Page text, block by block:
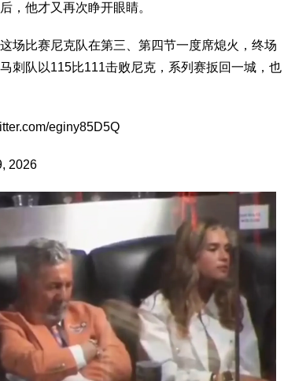
后，他才又再次睁开眼睛。
这场比赛尼克队在第三、第四节一度席熄火，终场
马刺队以115比111击败尼克，系列赛扳回一城，也
eginy85D5Q
2026